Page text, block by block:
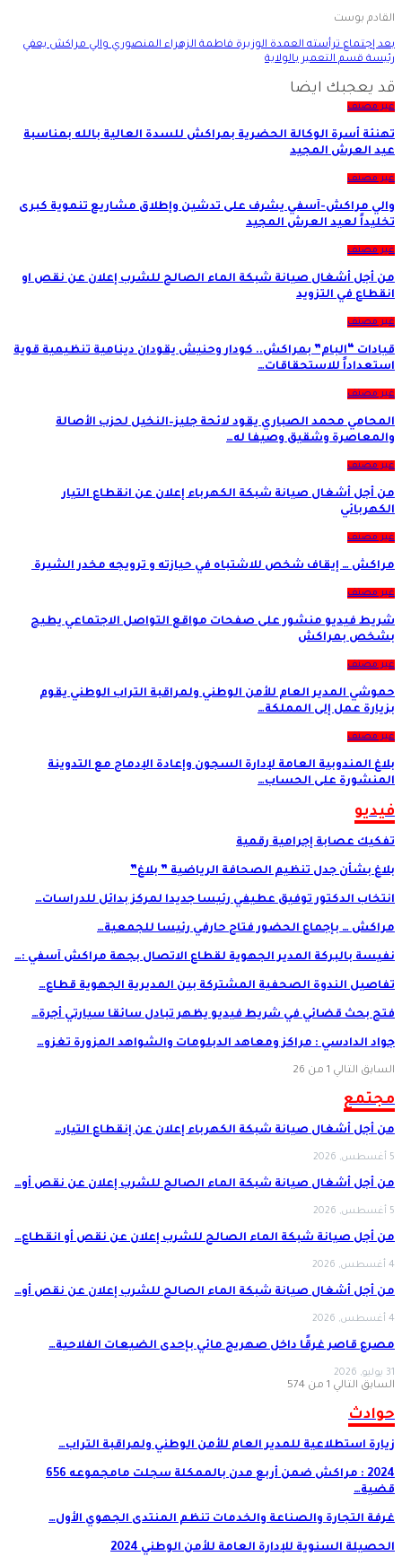
القادم بوست
بعد إجتماع ترأسته العمدة الوزيرة فاطمة الزهراء المنصوري والي مراكش يعفي
رئيسة قسم التعمير بالولاية
قد يعجبك ايضا
غير مصنف
تهنئة أسرة الوكالة الحضرية بمراكش للسدة العالية بالله بمناسبة
عيد العرش المجيد
غير مصنف
والي مراكش-آسفي يشرف على تدشين وإطلاق مشاريع تنموية كبرى
تخليداً لعيد العرش المجيد
غير مصنف
من أجل أشغال صيانة شبكة الماء الصالح للشرب إعلان عن نقص او
انقطاع في التزويد
غير مصنف
قيادات “البام” بمراكش.. كودار وحنيش يقودان دينامية تنظيمية قوية
استعداداً للاستحقاقات…
غير مصنف
المحامي محمد الصباري يقود لائحة جليز–النخيل لحزب الأصالة
والمعاصرة وشقيق وصيفا له…
غير مصنف
من أجل أشغال صيانة شبكة الكهرباء إعلان عن انقطاع التيار
الكهربائي
غير مصنف
مراكش … إيقاف شخص للاشتباه في حيازته و ترويجه مخدر الشيرة
غير مصنف
شريط فيديو منشور على صفحات مواقع التواصل الاجتماعي يطيح
بشخص بمراكش
غير مصنف
حموشي المدير العام للأمن الوطني ولمراقبة التراب الوطني يقوم
بزيارة عمل إلى المملكة…
غير مصنف
بلاغ المندوبية العامة لإدارة السجون وإعادة الإدماج مع التدوينة
المنشورة على الحساب…
فيديو
تفكيك عصابة إجرامية رقمية
بلاغ بشأن جدل تنظيم الصحافة الرياضية ” بلاغ”
انتخاب الدكتور توفيق عطيفي رئيسا جديدا لمركز بدائل للدراسات…
مراكش … بإجماع الحضور فتاح حارفي رئيسا للجمعية…
نفيسة بالبركة المدير الجهوية لقطاع الاتصال بجهة مراكش آسفي :…
تفاصيل الندوة الصحفية المشتركة بين المديرية الجهوية قطاع…
فتح بحث قضائي في شريط فيديو يظهر تبادل سائقا سيارتي أجرة…
جواد الدادسي : مراكز ومعاهد الدبلومات والشواهد المزورة تغزو…
السابق التالي 1 من 26
مجتمع
من أجل أشغال صيانة شبكة الكهرباء إعلان عن إنقطاع التيار…
5 أغسطس, 2026
من أجل أشغال صيانة شبكة الماء الصالح للشرب إعلان عن نقص أو…
5 أغسطس, 2026
من أجل صيانة شبكة الماء الصالح للشرب إعلان عن نقص أو انقطاع…
4 أغسطس, 2026
من أجل أشغال صيانة شبكة الماء الصالح للشرب إعلان عن نقص أو…
4 أغسطس, 2026
مصرع قاصر غرقًا داخل صهريج مائي بإحدى الضيعات الفلاحية…
31 يوليو, 2026
السابق التالي 1 من 574
حوادث
زيارة استطلاعية للمدير العام للأمن الوطني ولمراقبة التراب…
2024 : مراكش ضمن أربع مدن بالممكلة سجلت مامجموعه 656
قضية…
غرفة التجارة والصناعة والخدمات تنظم المنتدى الجهوي الأول…
الحصيلة السنوية للإدارة العامة للأمن الوطني 2024